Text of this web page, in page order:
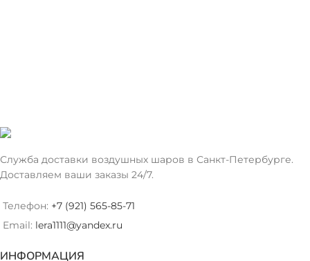
Служба доставки воздушных шаров в Санкт-Петербурге.
Доставляем ваши заказы 24/7.
Телефон: +7 (921) 565-85-71
Email: lera1111@yandex.ru
ИНФОРМАЦИЯ